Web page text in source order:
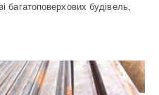
багатоповерхових будівель,